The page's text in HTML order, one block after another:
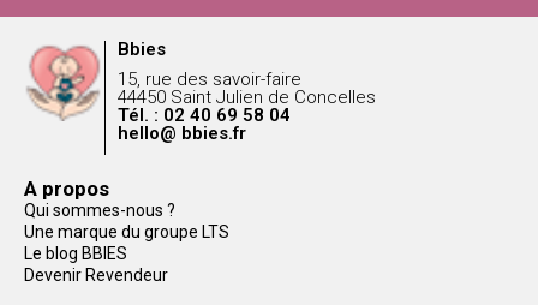
Bbies
15, rue des savoir-faire
44450 Saint Julien de Concelles
Tél. : 02 40 69 58 04
hello@ bbies.fr
A propos
Qui sommes-nous ?
Une marque du groupe LTS
Le blog BBIES
Devenir Revendeur